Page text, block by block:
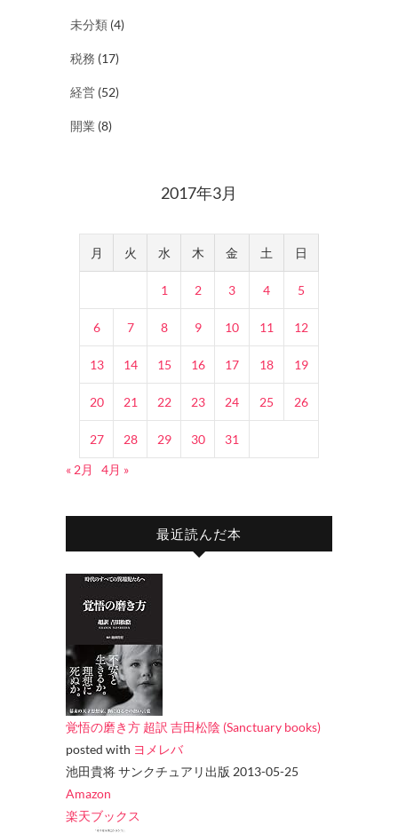
未分類 (4)
税務 (17)
経営 (52)
開業 (8)
2017年3月
月 火 水 木 金 土 日
1 2 3 4 5
6 7 8 9 10 11 12
13 14 15 16 17 18 19
20 21 22 23 24 25 26
27 28 29 30
31
« 2月
4月 »
最近読んだ本
覚悟の磨き方 超訳 吉田松陰 (Sanctuary books)
posted with ヨメレバ
池田貴将 サンクチュアリ出版 2013-05-25
Amazon
楽天ブックス